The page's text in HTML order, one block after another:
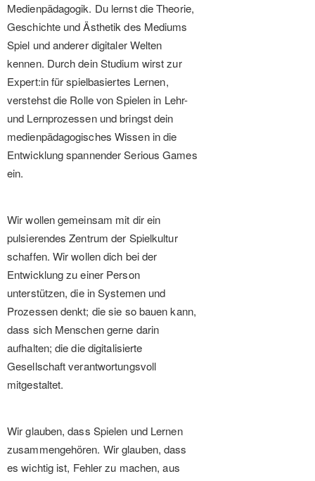
Medienpädagogik. Du lernst die Theorie,
Geschichte und Ästhetik des Mediums
Spiel und anderer digitaler Welten
kennen. Durch dein Studium wirst zur
Expert:in für spielbasiertes Lernen,
verstehst die Rolle von Spielen in Lehr-
und Lernprozessen und bringst dein
medienpädagogisches Wissen in die
Entwicklung spannender Serious Games
ein.
Wir wollen gemeinsam mit dir ein
pulsierendes Zentrum der Spielkultur
schaffen. Wir wollen dich bei der
Entwicklung zu einer Person
unterstützen, die in Systemen und
Prozessen denkt; die sie so bauen kann,
dass sich Menschen gerne darin
aufhalten; die die digitalisierte
Gesellschaft verantwortungsvoll
mitgestaltet.
Wir glauben, dass Spielen und Lernen
zusammengehören. Wir glauben, dass
es wichtig ist, Fehler zu machen, aus